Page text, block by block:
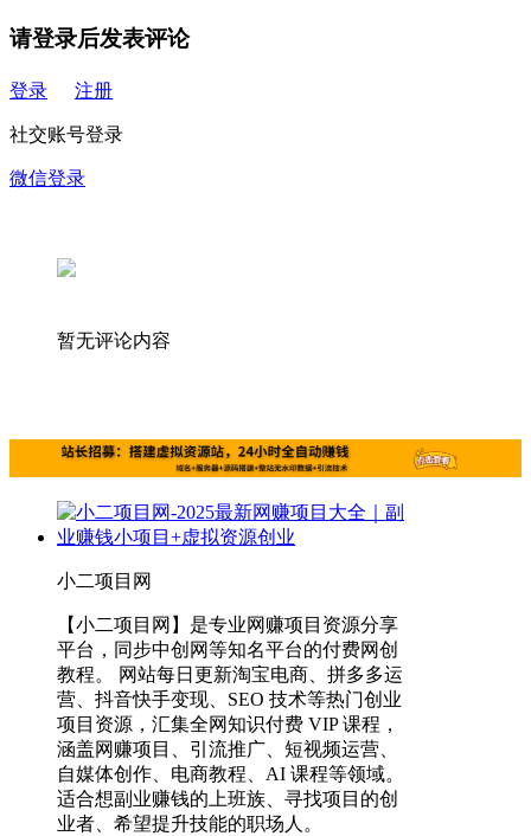
请登录后发表评论
登录 注册
社交账号登录
微信登录
暂无评论内容
小二项目网
【小二项目网】是专业网赚项目资源分享
平台，同步中创网等知名平台的付费网创
教程。 网站每日更新淘宝电商、拼多多运
营、抖音快手变现、SEO 技术等热门创业
项目资源，汇集全网知识付费 VIP 课程，
涵盖网赚项目、引流推广、短视频运营、
自媒体创作、电商教程、AI 课程等领域。
适合想副业赚钱的上班族、寻找项目的创
业者、希望提升技能的职场人。